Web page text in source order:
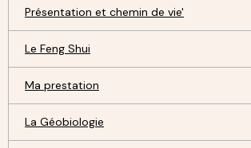
Présentation et chemin de vie'
Le Feng Shui
Ma prestation
La Géobiologie